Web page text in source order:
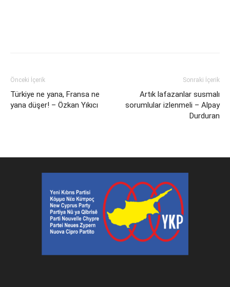
Önceki İçerik
Türkiye ne yana, Fransa ne
yana düşer! – Özkan Yıkıcı
Sonraki İçerik
Artık lafazanlar susmalı
sorumlular izlenmeli – Alpay
Durduran